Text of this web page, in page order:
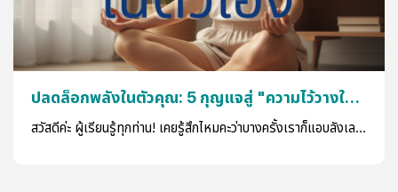
ปลดล็อกพลังในตัวคุณ: 5 กุญแจสู่ "ความไว้วางใจ
ในตัวเอง"
สวัสดีค่ะ ผู้เรียนรู้ทุกท่าน! เคยรู้สึกไหมคะว่าบางครั้งเราก็แอบลังเล